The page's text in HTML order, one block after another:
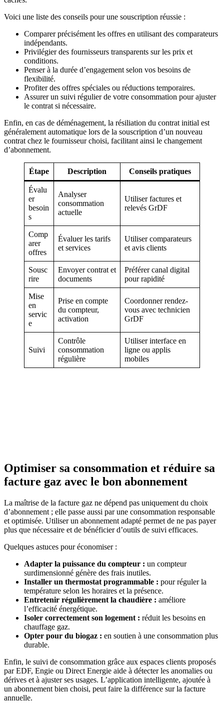
Voici une liste des conseils pour une souscription réussie :
Comparer précisément les offres en utilisant des comparateurs
indépendants.
Privilégier des fournisseurs transparents sur les prix et
conditions.
Penser à la durée d’engagement selon vos besoins de
flexibilité.
Profiter des offres spéciales ou réductions temporaires.
Assurer un suivi régulier de votre consommation pour ajuster
le contrat si nécessaire.
Enfin, en cas de déménagement, la résiliation du contrat initial est
généralement automatique lors de la souscription d’un nouveau
contrat chez le fournisseur choisi, facilitant ainsi le changement
d’abonnement.
Étape Description Conseils pratiques
Évalu
er
besoin
s
Analyser
consommation
actuelle
Utiliser factures et
relevés GrDF
Comp
arer
offres
Évaluer les tarifs
et services
Utiliser comparateurs
et avis clients
Sousc
rire
Envoyer contrat et
documents
Préférer canal digital
pour rapidité
Mise
en
servic
e
Prise en compte
du compteur,
activation
Coordonner rendez-
vous avec technicien
GrDF
Suivi
Contrôle
consommation
régulière
Utiliser interface en
ligne ou applis
mobiles
Optimiser sa consommation et réduire sa
facture gaz avec le bon abonnement
La maîtrise de la facture gaz ne dépend pas uniquement du choix
d’abonnement ; elle passe aussi par une consommation responsable
et optimisée. Utiliser un abonnement adapté permet de ne pas payer
plus que nécessaire et de bénéficier d’outils de suivi efficaces.
Quelques astuces pour économiser :
Adapter la puissance du compteur : un compteur
surdimensionné génère des frais inutiles.
Installer un thermostat programmable : pour réguler la
température selon les horaires et la présence.
Entretenir régulièrement la chaudière : améliore
l’efficacité énergétique.
Isoler correctement son logement : réduit les besoins en
chauffage gaz.
Opter pour du biogaz : en soutien à une consommation plus
durable.
Enfin, le suivi de consommation grâce aux espaces clients proposés
par EDF, Engie ou Direct Energie aide à détecter les anomalies ou
dérives et à ajuster ses usages. L’application intelligente, ajoutée à
un abonnement bien choisi, peut faire la différence sur la facture
annuelle.